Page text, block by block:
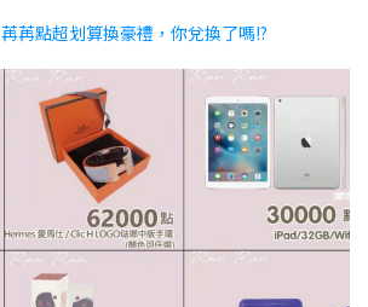
苒苒點超划算換豪禮，你兌換了嗎!?